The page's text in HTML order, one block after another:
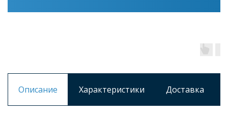
Описание Характеристики Доставка